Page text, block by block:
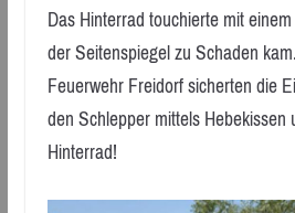
Das Hinterrad touchierte mit
der Seitenspiegel zu Schaden
Feuerwehr Freidorf sicherten die
den Schlepper mittels
Hinterrad!